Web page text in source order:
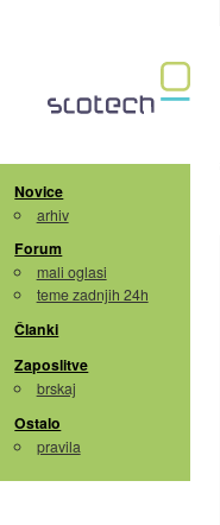
Novice
arhiv
Forum
mali oglasi
teme zadnjih 24h
Članki
Zaposlitve
brskaj
Ostalo
pravila